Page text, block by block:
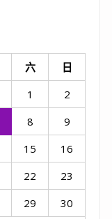
六
日
1
2
8
9
15
16
22
23
29
30